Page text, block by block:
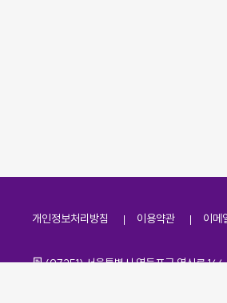
개인정보처리방침 이용약관 이메
주소
(07251) 서울특별시 영등포구 영신로